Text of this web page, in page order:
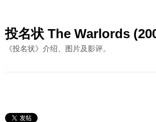
投名状 The Warlords
《投名状》介绍、图片及影评。